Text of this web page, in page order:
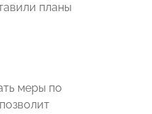
планы
меры по